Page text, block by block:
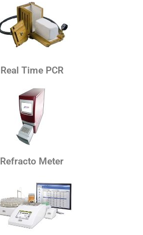
Real Time PCR
Refracto Meter